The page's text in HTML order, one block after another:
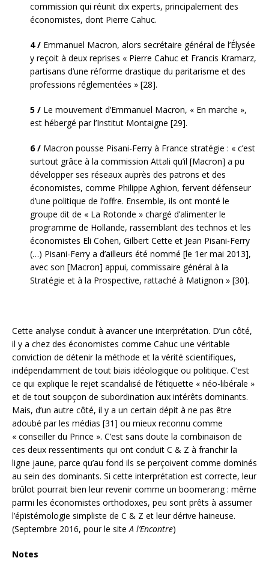
commission qui réunit dix experts, principalement des
économistes, dont Pierre Cahuc.
4 / Emmanuel Macron, alors secrétaire général de l’Élysée
y reçoit à deux reprises « Pierre Cahuc et Francis Kramarz,
partisans d’une réforme drastique du paritarisme et des
professions réglementées » [28].
5 / Le mouvement d’Emmanuel Macron, « En marche »,
est hébergé par l’Institut Montaigne [29].
6 / Macron pousse Pisani-Ferry à France stratégie : « c’est
surtout grâce à la commission Attali qu’il [Macron] a pu
développer ses réseaux auprès des patrons et des
économistes, comme Philippe Aghion, fervent défenseur
d’une politique de l’offre. Ensemble, ils ont monté le
groupe dit de « La Rotonde » chargé d’alimenter le
programme de Hollande, rassemblant des technos et les
économistes Eli Cohen, Gilbert Cette et Jean Pisani-Ferry
(…) Pisani-Ferry a d’ailleurs été nommé [le 1er mai 2013],
avec son [Macron] appui, commissaire général à la
Stratégie et à la Prospective, rattaché à Matignon » [30].
Cette analyse conduit à avancer une interprétation. D’un côté,
il y a chez des économistes comme Cahuc une véritable
conviction de détenir la méthode et la vérité scientifiques,
indépendamment de tout biais idéologique ou politique. C’est
ce qui explique le rejet scandalisé de l’étiquette « néo-libérale »
et de tout soupçon de subordination aux intérêts dominants.
Mais, d’un autre côté, il y a un certain dépit à ne pas être
adoubé par les médias [31] ou mieux reconnu comme
« conseiller du Prince ». C’est sans doute la combinaison de
ces deux ressentiments qui ont conduit C & Z à franchir la
ligne jaune, parce qu’au fond ils se perçoivent comme dominés
au sein des dominants. Si cette interprétation est correcte, leur
brûlot pourrait bien leur revenir comme un boomerang : même
parmi les économistes orthodoxes, peu sont prêts à assumer
l’épistémologie simpliste de C & Z et leur dérive haineuse.
(Septembre 2016, pour le siteA l’Encontre)
Notes